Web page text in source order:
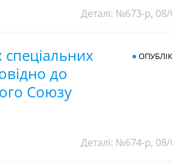
Деталі: №673-р,
до
Союзу
Деталі: №674-р,